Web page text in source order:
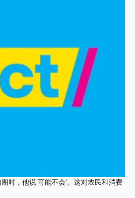
时，他说‘可能不会’。这对农民和消费